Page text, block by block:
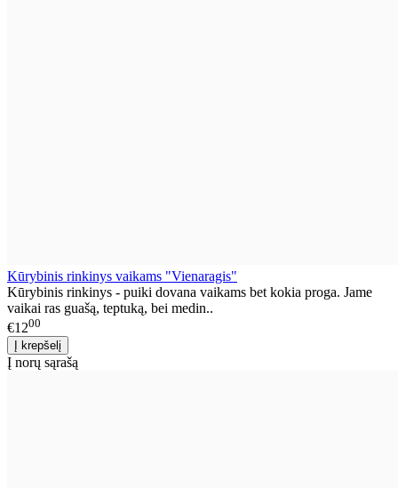
Kūrybinis rinkinys vaikams "Vienaragis"
Kūrybinis rinkinys - puiki dovana vaikams bet kokia proga. Jame
vaikai ras guašą, teptuką, bei medin..
€1200
Į norų sąrašą